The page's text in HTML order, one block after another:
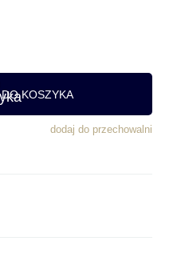
DO KOSZYKA
dodaj do przechowalni